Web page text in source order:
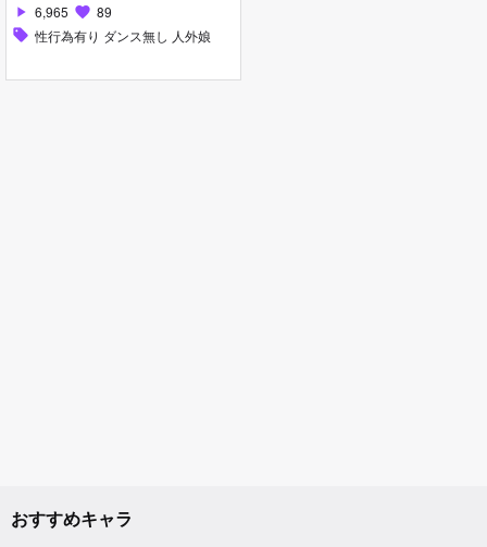
play_arrow 6,965 favorite 89
sell 性行為有り ダンス無し 人外娘
おすすめキャラ